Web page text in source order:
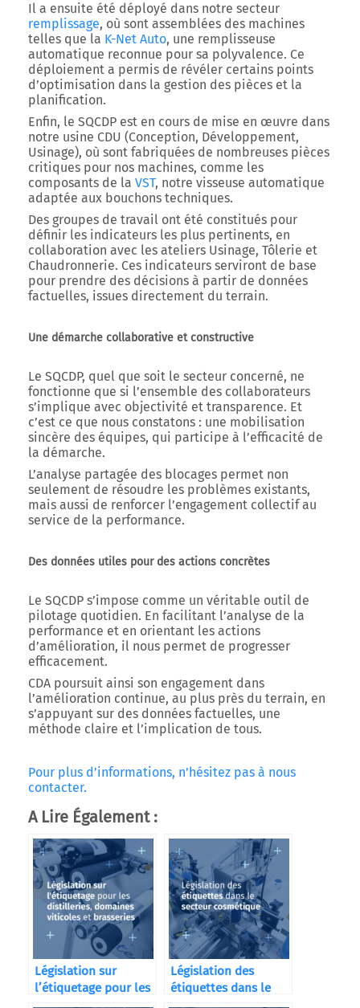
Il a ensuite été déployé dans notre secteur
remplissage, où sont assemblées des machines
telles que la K-Net Auto, une remplisseuse
automatique reconnue pour sa polyvalence. Ce
déploiement a permis de révéler certains points
d’optimisation dans la gestion des pièces et la
planification.
Enfin, le SQCDP est en cours de mise en œuvre dans
notre usine CDU (Conception, Développement,
Usinage), où sont fabriquées de nombreuses pièces
critiques pour nos machines, comme les
composants de la VST, notre visseuse automatique
adaptée aux bouchons techniques.
Des groupes de travail ont été constitués pour
définir les indicateurs les plus pertinents, en
collaboration avec les ateliers Usinage, Tôlerie et
Chaudronnerie. Ces indicateurs serviront de base
pour prendre des décisions à partir de données
factuelles, issues directement du terrain.
Une démarche collaborative et constructive
Le SQCDP, quel que soit le secteur concerné, ne
fonctionne que si l’ensemble des collaborateurs
s’implique avec objectivité et transparence. Et
c’est ce que nous constatons : une mobilisation
sincère des équipes, qui participe à l’efficacité de
la démarche.
L’analyse partagée des blocages permet non
seulement de résoudre les problèmes existants,
mais aussi de renforcer l’engagement collectif au
service de la performance.
Des données utiles pour des actions concrètes
Le SQCDP s’impose comme un véritable outil de
pilotage quotidien. En facilitant l’analyse de la
performance et en orientant les actions
d’amélioration, il nous permet de progresser
efficacement.
CDA poursuit ainsi son engagement dans
l’amélioration continue, au plus près du terrain, en
s’appuyant sur des données factuelles, une
méthode claire et l’implication de tous.
Pour plus d’informations, n’hésitez pas à nous
contacter.
A Lire Également :
Législation sur
l’étiquetage pour les
distilleries
Législation des
étiquettes dans le
secteur cosmétique